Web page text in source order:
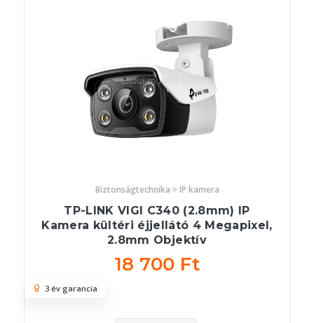
Biztonságtechnika > IP kamera
TP-LINK VIGI C340 (2.8mm) IP
Kamera kültéri éjjellátó 4 Megapixel,
2.8mm Objektív
18 700 Ft
3 év garancia